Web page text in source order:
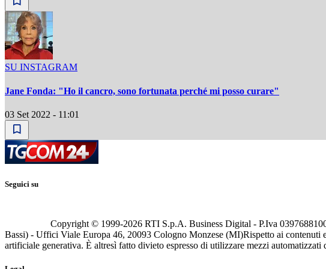
SU INSTAGRAM
Jane Fonda: "Ho il cancro, sono fortunata perché mi posso curare"
03 Set 2022 - 11:01
Seguici su
Copyright © 1999-2026 RTI S.p.A. Business Digital - P.Iva
Bassi) - Uffici Viale Europa 46, 20093 Cologno Monzese (MI)Rispetto ai contenuti
artificiale generativa. È altresì fatto divieto espresso di utilizzare mezzi automatizzati